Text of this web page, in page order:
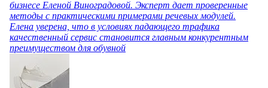
бизнесе Еленой Виноградовой. Эксперт дает проверенные
методы с практическими примерами речевых модулей.
Елена уверена, что в условиях падающего трафика
качественный сервис становится главным конкурентным
преимуществом для обувной